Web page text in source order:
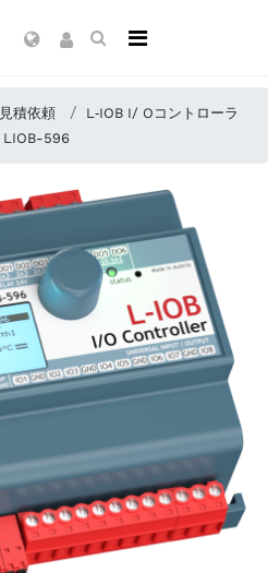
見積依頼
L‑IOB I/ Oコントローラ
LIOB-596